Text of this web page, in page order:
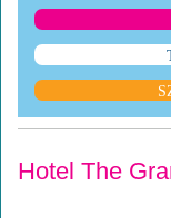
Hotel The